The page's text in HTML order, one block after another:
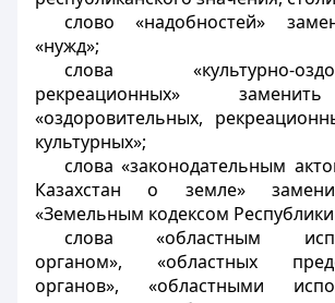
слово «надобностей»
«нужд»;
слова «культурно-
рекреационных»
«оздоровительных,
культурных»;
слова «законодательным
Казахстан о земле»
«Земельным кодексом Республики
слова «областным
органом», «областных
органов», «областными